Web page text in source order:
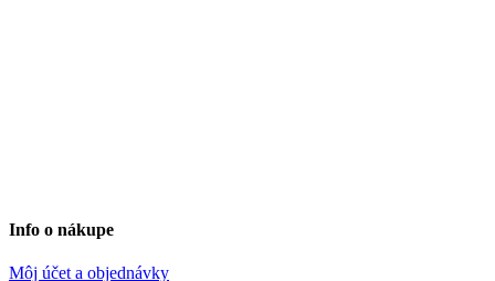
Info o nákupe
Môj účet a objednávky